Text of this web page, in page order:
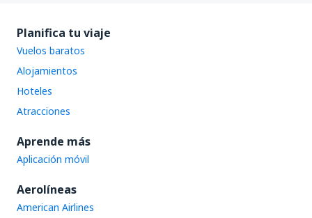
Planifica tu viaje
Vuelos baratos
Alojamientos
Hoteles
Atracciones
Aprende más
Aplicación móvil
Aerolíneas
American Airlines